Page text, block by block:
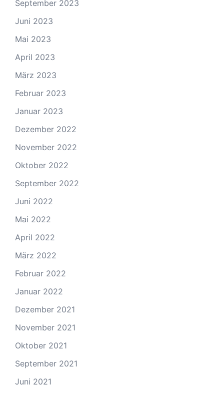
September 2023
Juni 2023
Mai 2023
April 2023
März 2023
Februar 2023
Januar 2023
Dezember 2022
November 2022
Oktober 2022
September 2022
Juni 2022
Mai 2022
April 2022
März 2022
Februar 2022
Januar 2022
Dezember 2021
November 2021
Oktober 2021
September 2021
Juni 2021